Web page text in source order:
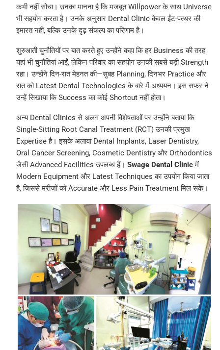
कभी नहीं सोचा। उनका मानना है कि मजबूत Willpower के साथ Universe
भी सहयोग करता है। उनके अनुसार Dental Clinic केवल ईंट-पत्थर की
इमारत नहीं, बल्कि उनके दृढ़ संकल्प का परिणाम है।
शुरुआती चुनौतियों पर बात करते हुए उन्होंने कहा कि हर Business की तरह
यहां भी चुनौतियां आईं, लेकिन परिवार का सहयोग उनकी सबसे बड़ी Strength
रहा। उन्होंने दिन-रात मेहनत की—सुबह Planning, दिनभर Practice और
रात को Latest Dental Technologies के बारे में अध्ययन। इस सफर ने
उन्हें सिखाया कि Success का कोई Shortcut नहीं होता।
अन्य Dental Clinics से अलग अपनी विशेषताओं पर उन्होंने बताया कि
Single-Sitting Root Canal Treatment (RCT) उनकी प्रमुख
Expertise है। इसके अलावा Dental Implants, Laser Dentistry,
Oral Cancer Screening, Cosmetic Dentistry और Orthodontics
जैसी Advanced Facilities उपलब्ध हैं। Swage Dental Clinicमें
Modern Equipment और Latest Techniques का उपयोग किया जाता
है, जिससे मरीजों को Accurate और Less Pain Treatment मिल सके।